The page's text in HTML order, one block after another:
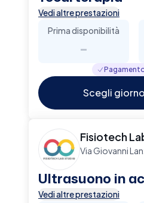
Vedi altre prestazioni
Prima disponibilità
-
Scegli
Fisiotech
Via Giovanni
Ultrasuono in
Vedi altre prestazioni